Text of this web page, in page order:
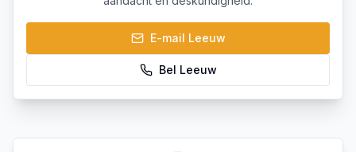
E-mail Leeuw
Bel Leeuw